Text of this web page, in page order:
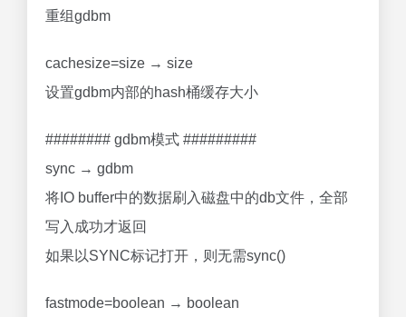
重组gdbm
cachesize=size → size
设置gdbm内部的hash桶缓存大小
######## gdbm模式 #########
sync → gdbm
将IO buffer中的数据刷入磁盘中的db文件，全部
写入成功才返回
如果以SYNC标记打开，则无需sync()
fastmode=boolean → boolean